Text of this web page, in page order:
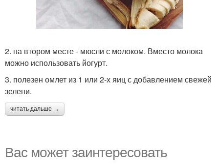
2. на втором месте - мюсли с молоком. Вместо молока
можно использовать йогурт.
3. полезен омлет из 1 или 2-х яиц с добавлением свежей
зелени.
читать дальше →
Вас может заинтересовать